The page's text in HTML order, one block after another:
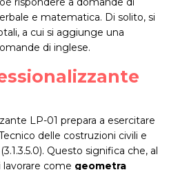
e matematica. Di solito, si
a cui si aggiunge una
di inglese.
LP-01 prepara a esercitare
delle costruzioni civili e
Questo significa che, al
come geometra